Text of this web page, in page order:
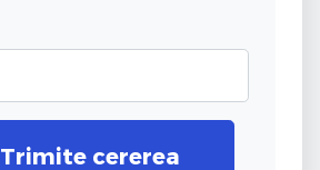
Trimite cererea